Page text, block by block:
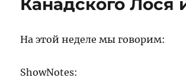
дня.
Канадского Лося
На этой неделе мы говорим:
ShowNotes: